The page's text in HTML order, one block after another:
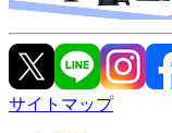
サイトマップ